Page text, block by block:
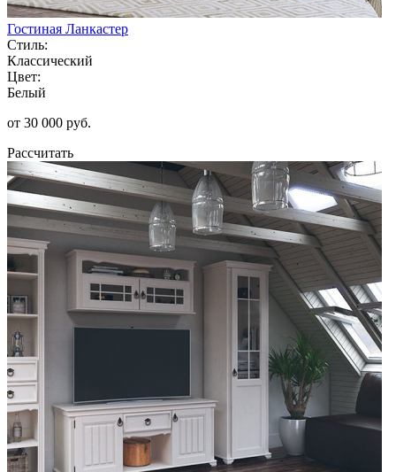
Гостиная Ланкастер
Стиль:
Классический
Цвет:
Белый
от 30 000 руб.
Рассчитать